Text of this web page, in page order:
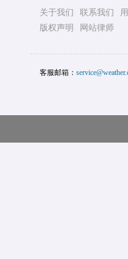
关于我们 联系我们
版权声明
网站律师
客服邮箱：